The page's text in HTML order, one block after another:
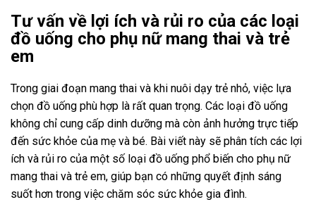
Tư vấn về lợi ích và rủi ro của các loại
đồ uống cho phụ nữ mang thai và trẻ
em
Trong giai đoạn mang thai và khi nuôi dạy trẻ nhỏ, việc lựa
chọn đồ uống phù hợp là rất quan trọng. Các loại đồ uống
không chỉ cung cấp dinh dưỡng mà còn ảnh hưởng trực tiếp
đến sức khỏe của mẹ và bé. Bài viết này sẽ phân tích các lợi
ích và rủi ro của một số loại đồ uống phổ biến cho phụ nữ
mang thai và trẻ em, giúp bạn có những quyết định sáng
suốt hơn trong việc chăm sóc sức khỏe gia đình.